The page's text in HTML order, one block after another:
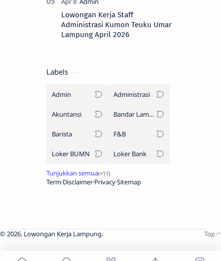
Lowongan Kerja Staff
Administrasi Kumon Teuku Umar
Lampung April 2026
Labels
Admin Administrasi
Akuntansi Bandar Lampung
Barista F&B
Loker BUMN Loker Bank
Term Disclaimer PrivacySitemap
2026. Lowongan Kerja Lampung.